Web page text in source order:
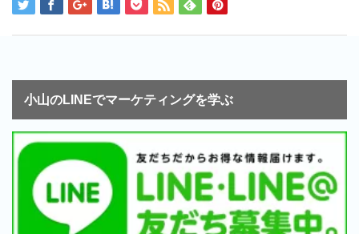
小山のLINEでマーケティングを学ぶ